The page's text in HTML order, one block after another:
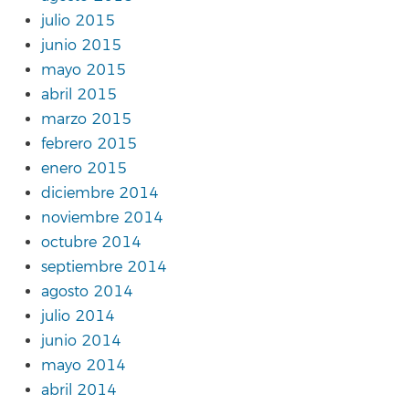
julio 2015
junio 2015
mayo 2015
abril 2015
marzo 2015
febrero 2015
enero 2015
diciembre 2014
noviembre 2014
octubre 2014
septiembre 2014
agosto 2014
julio 2014
junio 2014
mayo 2014
abril 2014